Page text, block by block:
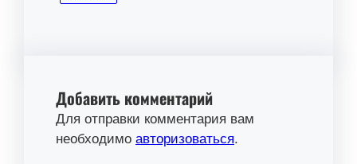
Добавить комментарий
Для отправки комментария вам
необходимо авторизоваться.